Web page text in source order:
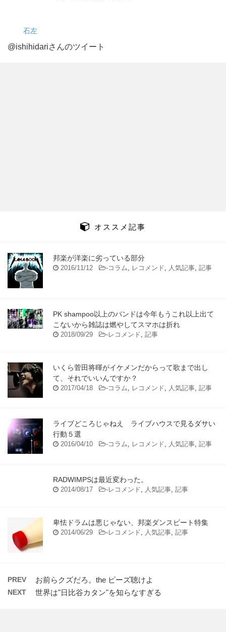
石左
@ishihidariさんのツイート
オススメ記事
邦楽が洋楽に劣っている部分
2016/11/12 -コラム レコメンド 人気記事 記事
PK shampoo以上のバンドは今年もうこれ以上出て
こないから雑誌は燃やしてスマホは折れ
2018/09/29 -レコメンド 記事
いくら菅田将暉がイケメンだからって歌まで出し
て、それでいいんですか？
2017/04/18 -コラム レコメンド 人気記事 記事
ライブどころじゃねえ ライブハウスで見るダサい
行動５選
2016/04/10 -コラム レコメンド 人気記事 記事
RADWIMPSは最近変わった。
2014/08/17 -レコメンド 人気記事 記事
卑怯ドラムは悪じゃない、邦楽ダンスビート特集
2014/06/29 -レコメンド 人気記事 記事
PREV お前らクズだろ。the ピーズ聴けよ
NEXT 世界は"日比谷カタン"を知らなすぎる